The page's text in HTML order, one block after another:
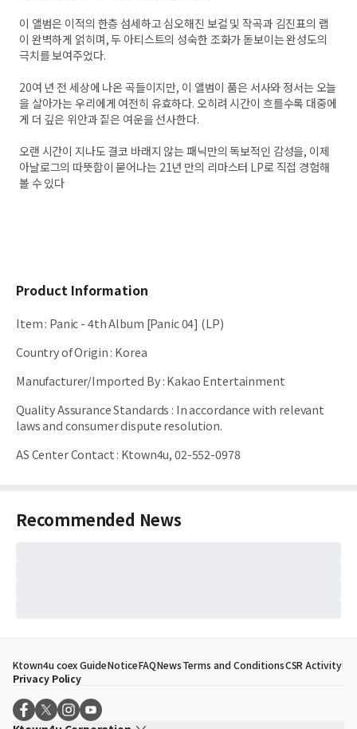
이 앨범은 이적의 한층 섬세하고 심오해진 보컬 및 작곡과 김진표의 랩
이 완벽하게 얽히며, 두 아티스트의 성숙한 조화가 돋보이는 완성도의
극치를 보여주었다.
20여 년 전 세상에 나온 곡들이지만, 이 앨범이 품은 서사와 정서는 오늘
을 살아가는 우리에게 여전히 유효하다. 오히려 시간이 흐를수록 대중에
게 더 깊은 위안과 짙은 여운을 선사한다.
오랜 시간이 지나도 결코 바래지 않는 패닉만의 독보적인 감성을, 이제
아날로그의 따뜻함이 묻어나는 21년 만의 리마스터 LP로 직접 경험해
볼 수 있다
Product Information
Item: Panic - 4th Album [Panic 04] (LP)
Country of Origin: Korea
Manufacturer/Imported By:Kakao Entertainment
Quality Assurance Standards : In accordance with relevant
laws and consumer dispute resolution.
AS Center Contact: Ktown4u, 02-552-0978
Recommended News
Ktown4u coex GuideNoticeFAQNewsTerms and ConditionsCSR Activity
Privacy Policy